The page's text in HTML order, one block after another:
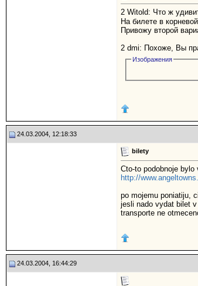
2 Witold: Что ж
На билете в
Привожу второй
2 dmi: Похоже, Вы
Изображения
24.03.2004, 12:18:33
bilety
Cto-to podobnoje
http://
po mojemu poniatiju,
jesli nado vydat bilet
transporte ne
24.03.2004, 16:44:29